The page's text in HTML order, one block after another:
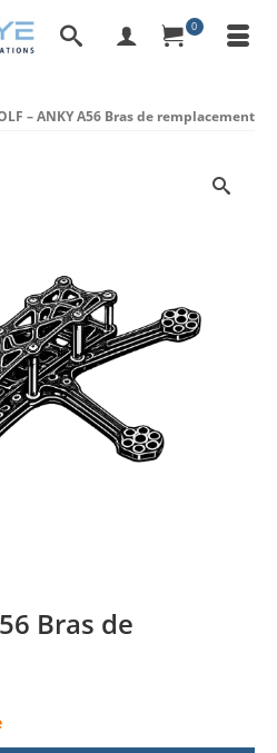
0
– ANKY A56 Bras de remplacement
Bras de